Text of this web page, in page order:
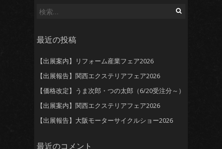
検
最近の投稿
【出展案内】リフォーム産業フェア2026
【出展報告】関西エクステリアフェア2026
【価格改定】うま次郎・つの太郎（6/20受注分～）
【出展案内】関西エクステリアフェア2026
【出展報告】大阪モーターサイクルショー2026
最近のコメント